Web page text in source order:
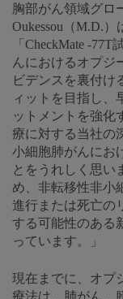
胸部がん領域グロ
Oukessou（M.D.）
「CheckMate -
んにおけるオプジ
ビデンスを裏付け
ィットを目指し、
ットメントを強化
療に対する当社の
小細胞肺がんにお
とをうれしく思い
め、非転移性非小
進行または死亡の
する可能性のある
っています。」
現在までに、オプ
療法は、肺がん、